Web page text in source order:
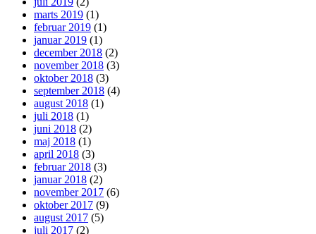
marts 2019 (1)
februar 2019 (1)
januar 2019 (1)
december 2018 (2)
november 2018 (3)
oktober 2018 (3)
september 2018 (4)
august 2018 (1)
juli 2018 (1)
juni 2018 (2)
maj 2018 (1)
april 2018 (3)
februar 2018 (3)
januar 2018 (2)
november 2017 (6)
oktober 2017 (9)
august 2017 (5)
juli 2017 (2)